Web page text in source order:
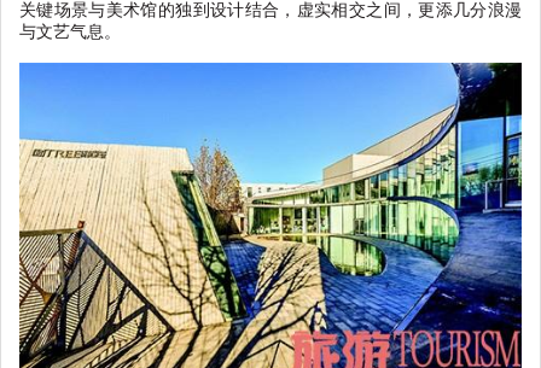
关键场景与美术馆的独到设计结合，虚实相交之间，更添几分浪漫
与文艺气息。